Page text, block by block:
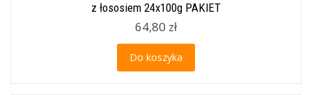
z łososiem 24x100g PAKIET
64,80 zł
Do koszyka